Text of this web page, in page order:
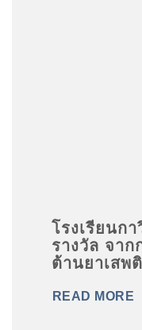
โรงเรียนก
รางวัล จา
ต้านยาเสพ
READ MORE